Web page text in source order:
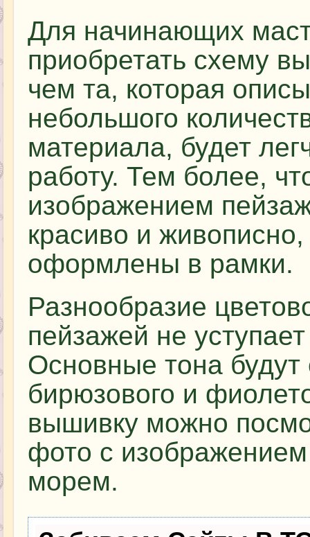
Для начинающих
приобретать схему
чем та, которая
небольшого
материала, будет
работу. Тем более,
изображением
красиво и
оформлены в рамки.
Разнообразие
пейзажей не
Основные тона будут
бирюзового и
вышивку можно
фото с изображением
морем.